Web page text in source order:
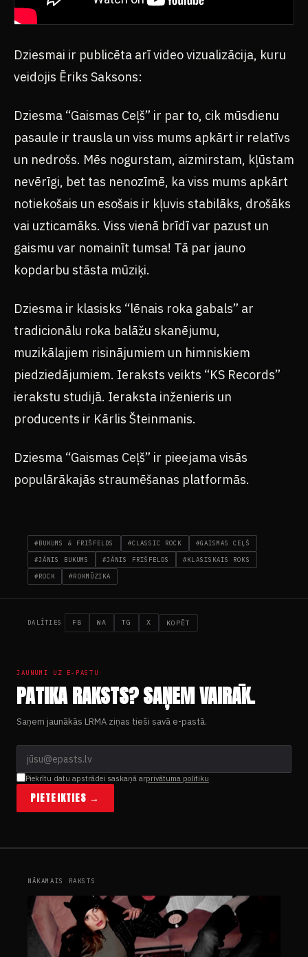
Dziesmai ir publicēta arī video vizualizācija, kuru
veidojis Ēriks Saksons:
Dziesma “Gaismas Ceļš” ir par to, cik mūsdienu
pasaule ir trausla un viss mums apkārt ir relatīvs
un nedrošs. Mēs nogurstam, aizmirstam, kļūstam
nevērīgi, bet tas nenozīmē, ka viss mums apkārt
notiekošais un esošais ir kļuvis stabilāks, drošāks
vai uzticamāks. Viss vienā brīdī var pazust un
gaismu var nomainīt tumsa! Tā par jauno
kopdarbu stāsta mūziķi.
Dziesma ir klasisks “lēnais roka gabals” ar
tradicionālu roka balāžu skanējumu,
muzikālajiem risinājumiem un himniskiem
piedziedājumiem. Ieraksts veikts “KS Records”
ierakstu studijā. Ieraksta inženieris un
producents ir Kārlis Šteinmanis.
Dziesma “Gaismas Ceļš” ir pieejama visās
populārākajās straumēšanas platformās.
#BUKUMS & FRIŠFELDS #CLASSIC ROCK #GAISMAS CEĻŠ
#JĀNIS BUKUMS #JĀNIS FRIŠFELDS #KLASISKAIS ROKS
#ROCK #ROKMŪZIKA
DALĪTIES FB WA TG X KOPĒT
JAUNUMI UZ E-PASTU
PATIKA RAKSTS? SAŅEM VAIRĀK.
Saņem jaunākās LRMA ziņas tieši savā e-pastā.
Piekrītu datu apstrādei saskaņā arprivātuma politiku
PIETEIKTIES →
NĀKAMAIS RAKSTS